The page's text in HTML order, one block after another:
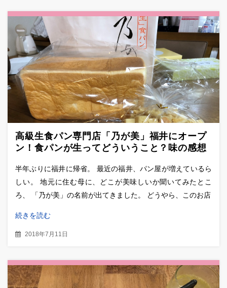
高級生食パン専門店「乃が美」福井にオープ
ン！食パンが生ってどういうこと？味の感想
半年ぶりに福井に帰省。 最近の福井、パン屋が増えているら
しい。 地元に住む母に、どこが美味しいか聞いてみたとこ
ろ、 「乃が美」の名前が出てきました。 どうやら、このお店
続きを読む
2018年7月11日